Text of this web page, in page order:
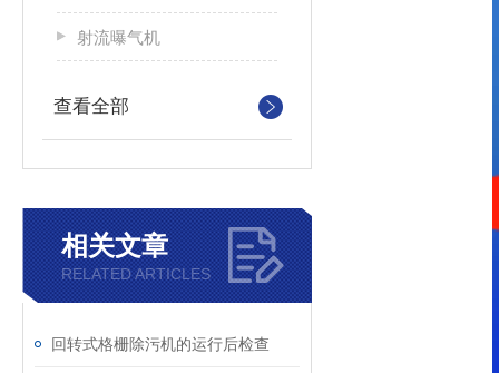
射流曝气机
查看全部
相关文章
RELATED ARTICLES
回转式格栅除污机的运行后检查